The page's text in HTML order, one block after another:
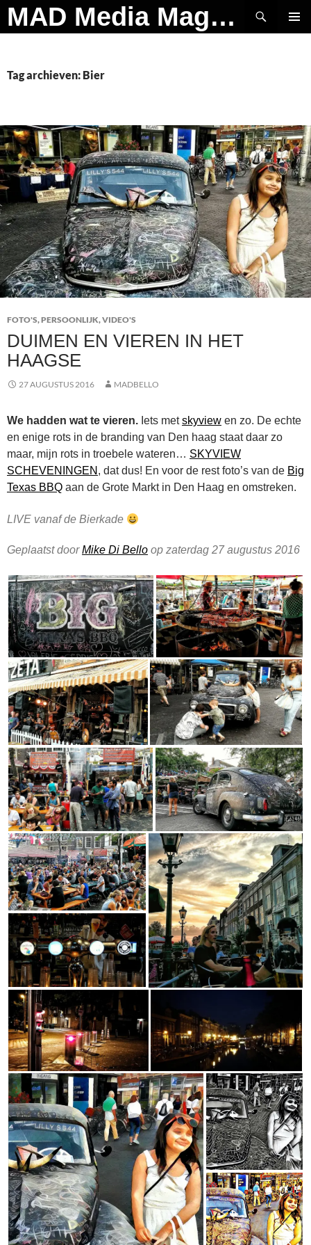
Ga
naar
MAD Media Magazine
Zoeken
Tag archieven: Bier
FOTO'S,PERSOONLIJK,VIDEO'S
DUIMEN EN VIEREN IN HET
HAAGSE
27 AUGUSTUS 2016 MADBELLO
We hadden wat te vieren. Iets metskyview en zo. De echte
en enige rots in de branding van Den haag staat daar zo
maar, mijn rots in troebele wateren… SKYVIEW
SCHEVENINGEN , dat dus! En voor de rest foto’s van de Big
Texas BBQ aan de Grote Markt in Den Haag en omstreken.
LIVE vanaf de Bierkade
Geplaatst doorMike Di Bello op zaterdag 27 augustus 2016